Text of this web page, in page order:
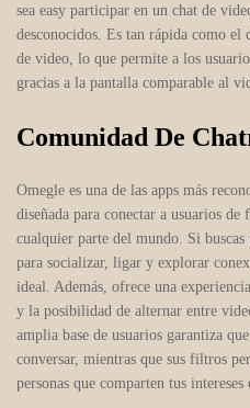
sea easy participar en un chat de
desconocidos. Es tan rápida como
de video, lo que permite a los
gracias a la pantalla comparable al
Comunidad De
Omegle es una de las apps más
diseñada para conectar a usuarios
cualquier parte del mundo. Si
para socializar, ligar y explorar
ideal. Además, ofrece una
y la posibilidad de alternar entre
amplia base de usuarios garantiza
conversar, mientras que sus filtros
personas que comparten tus